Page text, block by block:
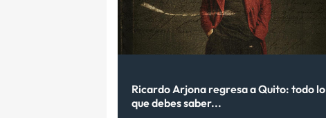
Ricardo Arjona regresa a Quito: todo lo
que debes saber...